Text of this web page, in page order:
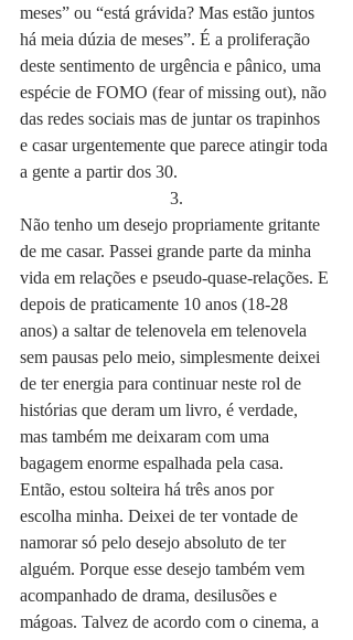
meses” ou “está grávida? Mas estão juntos
há meia dúzia de meses”. É a proliferação
deste sentimento de urgência e pânico, uma
espécie de FOMO (fear of missing out), não
das redes sociais mas de juntar os trapinhos
e casar urgentemente que parece atingir toda
a gente a partir dos 30.
3.
Não tenho um desejo propriamente gritante
de me casar. Passei grande parte da minha
vida em relações e pseudo-quase-relações. E
depois de praticamente 10 anos (18-28
anos) a saltar de telenovela em telenovela
sem pausas pelo meio, simplesmente deixei
de ter energia para continuar neste rol de
histórias que deram um livro, é verdade,
mas também me deixaram com uma
bagagem enorme espalhada pela casa.
Então, estou solteira há três anos por
escolha minha. Deixei de ter vontade de
namorar só pelo desejo absoluto de ter
alguém. Porque esse desejo também vem
acompanhado de drama, desilusões e
mágoas. Talvez de acordo com o cinema, a